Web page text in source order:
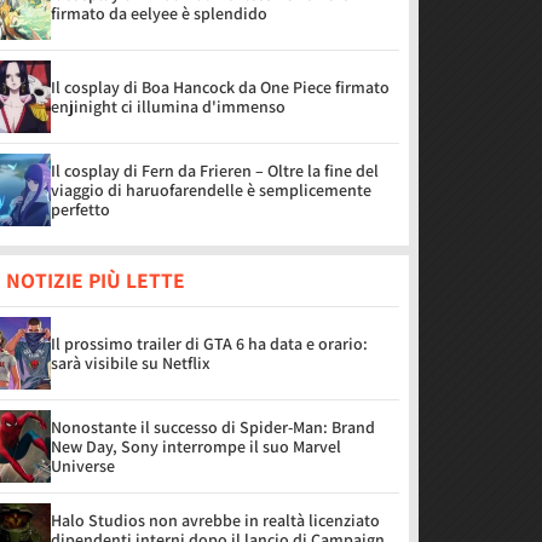
firmato da eelyee è splendido
Il cosplay di Boa Hancock da One Piece firmato
enjinight ci illumina d'immenso
Il cosplay di Fern da Frieren – Oltre la fine del
viaggio di haruofarendelle è semplicemente
perfetto
NOTIZIE PIÙ LETTE
Il prossimo trailer di GTA 6 ha data e orario:
sarà visibile su Netflix
Nonostante il successo di Spider-Man: Brand
New Day, Sony interrompe il suo Marvel
Universe
Halo Studios non avrebbe in realtà licenziato